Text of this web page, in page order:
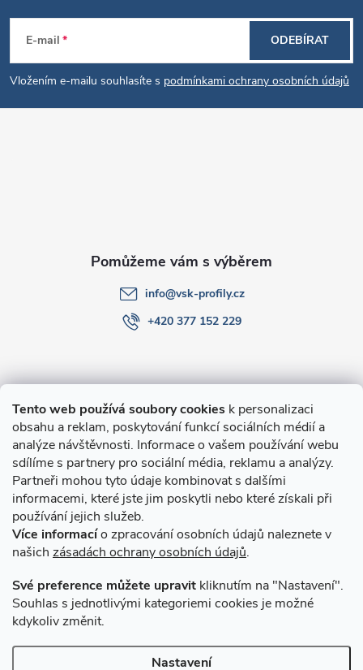
Tento web používá soubory cookies k personalizaci
obsahu a reklam, poskytování funkcí sociálních médií a
analýze návštěvnosti. Informace o vašem používání webu
sdílíme s partnery pro sociální média, reklamu a analýzy.
Partneři mohou tyto údaje kombinovat s dalšími
informacemi, které jste jim poskytli nebo které získali při
používání jejich služeb.
Více informacío zpracování osobních údajů naleznete v
našich zásadách ochrany osobních údajů.
Své preference můžete upravit kliknutím na "Nastavení".
Souhlas s jednotlivými kategoriemi cookies je možné
kdykoliv změnit.
Nastavení
Z
á
p
E-mail
Vložením e-mailu souhlasíte s podmínkami ochrany osobních údajů
ODEBÍRAT
O nákupu
Novinky v programu Alusic
Archiv
info@vsk-profily.cz
+420 377 152 229
Způsoby dopravy